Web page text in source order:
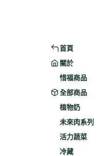
首頁
關於
惜福商品
全部商品
植物奶
未來肉系列
活力蔬菜
冷藏